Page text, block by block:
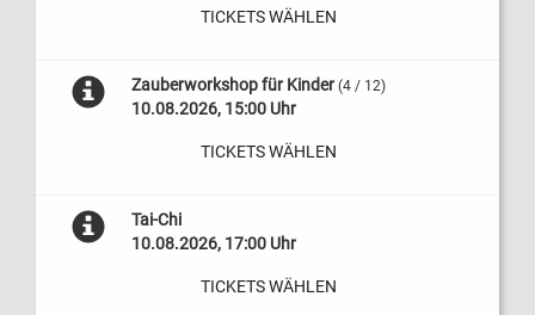
TICKETS WÄHLEN
Zauberworkshop für Kinder (4 / 12)
10.08.2026, 15:00 Uhr
TICKETS WÄHLEN
Tai-Chi
10.08.2026, 17:00 Uhr
TICKETS WÄHLEN